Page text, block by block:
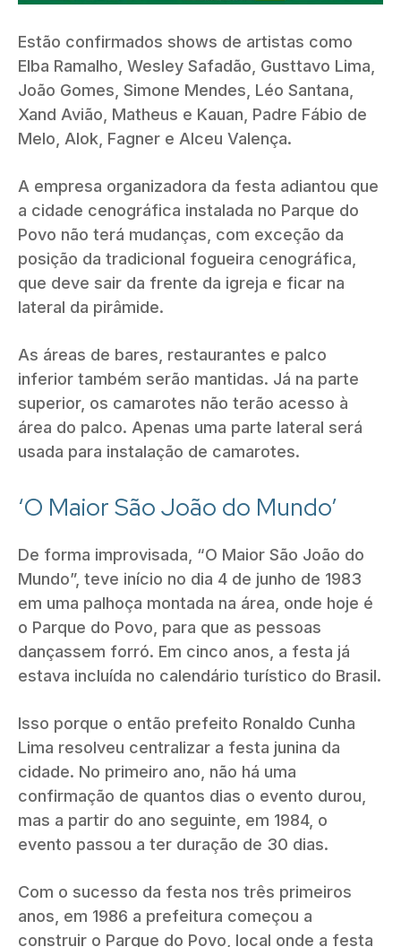
Estão confirmados shows de artistas como
Elba Ramalho, Wesley Safadão, Gusttavo Lima,
João Gomes, Simone Mendes, Léo Santana,
Xand Avião, Matheus e Kauan, Padre Fábio de
Melo, Alok, Fagner e Alceu Valença.
A empresa organizadora da festa adiantou que
a cidade cenográfica instalada no Parque do
Povo não terá mudanças, com exceção da
posição da tradicional fogueira cenográfica,
que deve sair da frente da igreja e ficar na
lateral da pirâmide.
As áreas de bares, restaurantes e palco
inferior também serão mantidas. Já na parte
superior, os camarotes não terão acesso à
área do palco. Apenas uma parte lateral será
usada para instalação de camarotes.
‘O Maior São João do Mundo’
De forma improvisada, “O Maior São João do
Mundo”, teve início no dia 4 de junho de 1983
em uma palhoça montada na área, onde hoje é
o Parque do Povo, para que as pessoas
dançassem forró. Em cinco anos, a festa já
estava incluída no calendário turístico do Brasil.
Isso porque o então prefeito Ronaldo Cunha
Lima resolveu centralizar a festa junina da
cidade. No primeiro ano, não há uma
confirmação de quantos dias o evento durou,
mas a partir do ano seguinte, em 1984, o
evento passou a ter duração de 30 dias.
Com o sucesso da festa nos três primeiros
anos, em 1986 a prefeitura começou a
construir o Parque do Povo, local onde a festa